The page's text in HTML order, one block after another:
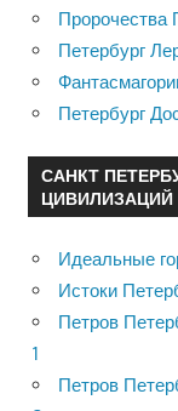
Пророчества
Петербург
Петербург
САНКТ
ЦИВИЛИЗАЦИЙ
Идеальные
Истоки
Петров
1
Петров